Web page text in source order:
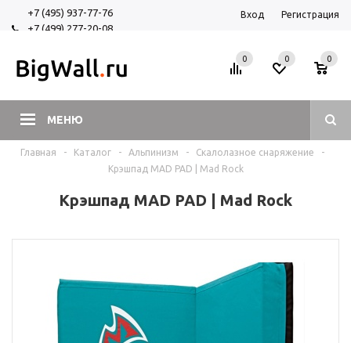
+7 (495) 937-77-76
+7 (499) 277-20-08
Вход Регистрация
МЕНЮ
0 0
0
Главная - Каталог - Альпинизм - Скалолазное снаряжение
-
Крэшпад MAD PAD | Mad Rock
Крэшпад MAD PAD | Mad Rock